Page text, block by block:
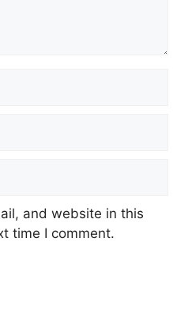
and website in this
time I comment.